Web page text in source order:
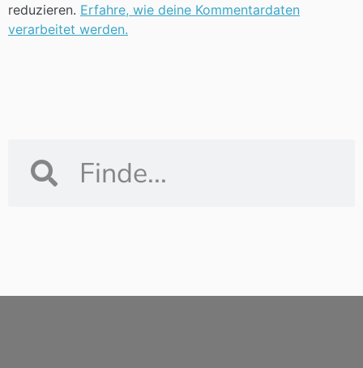
reduzieren. Erfahre, wie deine Kommentardaten
verarbeitet werden.